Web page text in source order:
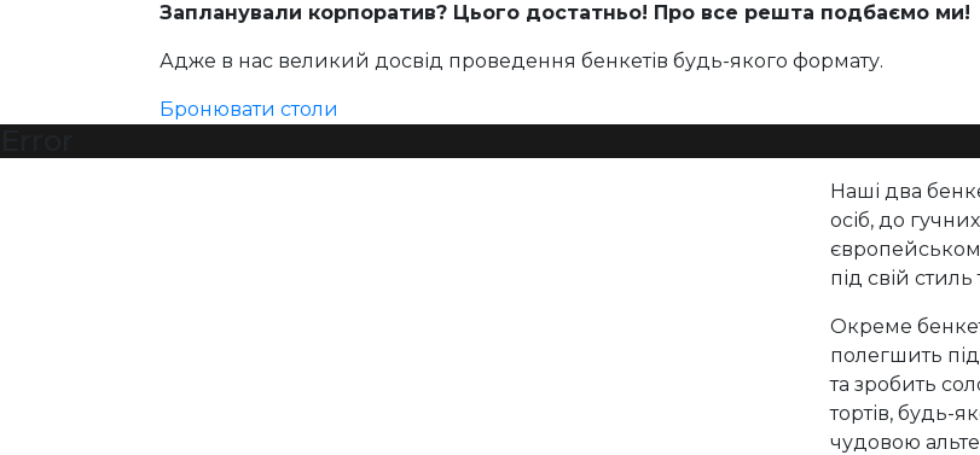
Запланували корпоратив? Цього достатньо! Про все решта подбаємо ми!
Адже в нас великий досвід проведення бенкетів будь-якого формату.
Бронювати столи
Наші два
осіб, до
під свій стиль
Окреме
полегшить
та зробить
тортів, будь-
чудовою